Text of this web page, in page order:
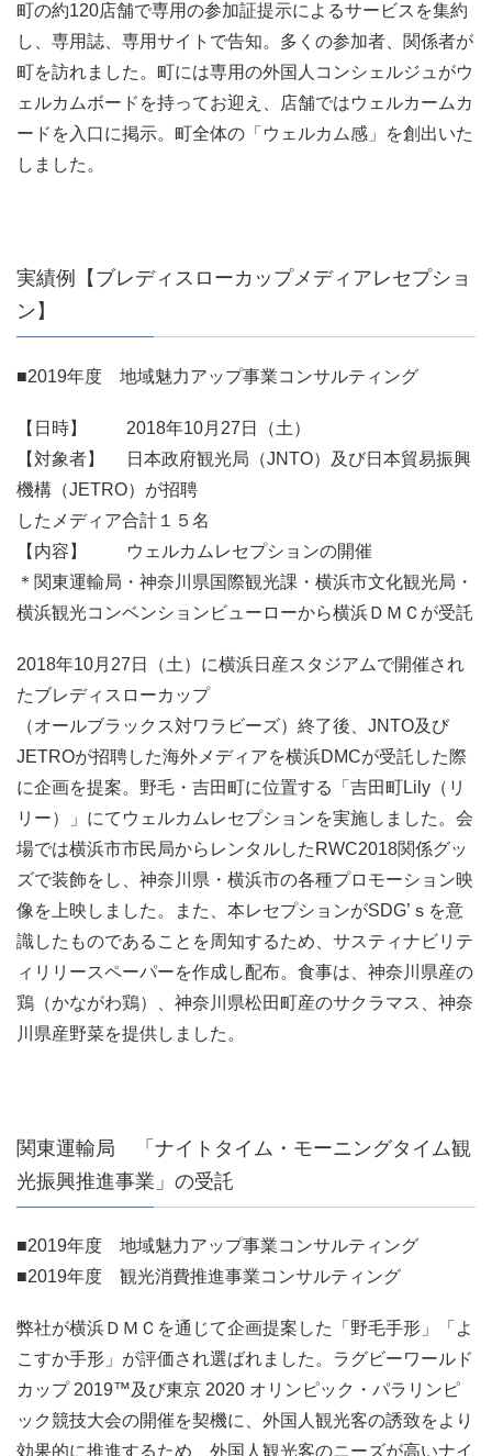
町の約120店舗で専用の参加証提示によるサービスを集約
し、専用誌、専用サイトで告知。多くの参加者、関係者が
町を訪れました。町には専用の外国人コンシェルジュがウ
ェルカムボードを持ってお迎え、店舗ではウェルカームカ
ードを入口に掲示。町全体の「ウェルカム感」を創出いた
しました。
実績例【ブレディスローカップメディアレセプショ
ン】
■2019年度 地域魅力アップ事業コンサルティング
【日時】 2018年10月27日（土）
【対象者】 日本政府観光局（JNTO）及び日本貿易振興
機構（JETRO）が招聘
したメディア合計１５名
【内容】 ウェルカムレセプションの開催
＊関東運輸局・神奈川県国際観光課・横浜市文化観光局・
横浜観光コンベンションビューローから横浜ＤＭＣが受託
2018年10月27日（土）に横浜日産スタジアムで開催され
たブレディスローカップ
（オールブラックス対ワラビーズ）終了後、JNTO及び
JETROが招聘した海外メディアを横浜DMCが受託した際
に企画を提案。野毛・吉田町に位置する「吉田町Lily（リ
リー）」にてウェルカムレセプションを実施しました。会
場では横浜市市民局からレンタルしたRWC2018関係グッ
ズで装飾をし、神奈川県・横浜市の各種プロモーション映
像を上映しました。また、本レセプションがSDG’ｓを意
識したものであることを周知するため、サスティナビリテ
ィリリースペーパーを作成し配布。食事は、神奈川県産の
鶏（かながわ鶏）、神奈川県松田町産のサクラマス、神奈
川県産野菜を提供しました。
関東運輸局 「ナイトタイム・モーニングタイム観
光振興推進事業」の受託
■2019年度 地域魅力アップ事業コンサルティング
■2019年度 観光消費推進事業コンサルティング
弊社が横浜ＤＭＣを通じて企画提案した「野毛手形」「よ
こすか手形」が評価され選ばれました。ラグビーワールド
カップ 2019™及び東京 2020 オリンピック・パラリンピ
ック競技大会の開催を契機に、外国人観光客の誘致をより
効果的に推進するため、外国人観光客のニーズが高いナイ